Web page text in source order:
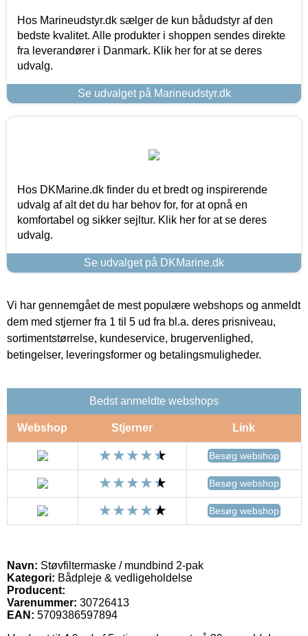
Hos Marineudstyr.dk sælger de kun bådudstyr af den
bedste kvalitet. Alle produkter i shoppen sendes direkte
fra leverandører i Danmark. Klik her for at se deres
udvalg.
Se udvalget på Marineudstyr.dk
Hos DKMarine.dk finder du et bredt og inspirerende
udvalg af alt det du har behov for, for at opnå en
komfortabel og sikker sejltur. Klik her for at se deres
udvalg.
Se udvalget på DKMarine.dk
Vi har gennemgået de mest populære webshops og anmeldt
dem med stjerner fra 1 til 5 ud fra bl.a. deres prisniveau,
sortimentstørrelse, kundeservice, brugervenlighed,
betingelser, leveringsformer og betalingsmuligheder.
Bedst anmeldte webshops
Webshop Stjerner Link
Besøg webshop
Besøg webshop
Besøg webshop
Navn: Støvfiltermaske / mundbind 2-pak
Kategori: Bådpleje & vedligeholdelse
Producent:
Varenummer: 30726413
EAN: 5709386597894